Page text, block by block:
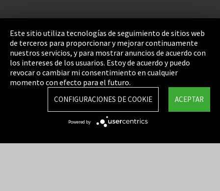
Pie de imprenta
Política de privacidad
Cookie Settings
Términos y Condiciones
Mapa del sitio
Integrity Line
Este sitio utiliza tecnologías de seguimiento de sitios web
de terceros para proporcionar y mejorar continuamente
nuestros servicios, y para mostrar anuncios de acuerdo con
los intereses de los usuarios. Estoy de acuerdo y puedo
revocar o cambiar mi consentimiento en cualquier
momento con efecto para el futuro.
ACEPTAR
CONFIGURACIONES DE COOKIE
Powered by